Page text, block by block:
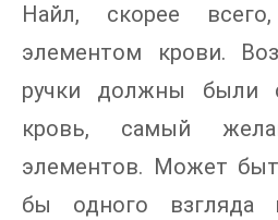
Найл, скорее
элементом крови.
ручки должны были
кровь, самый
элементов. Может
бы одного взгляда